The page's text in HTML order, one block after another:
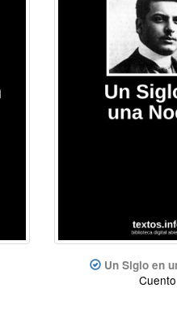
Un Siglo en
Cuento